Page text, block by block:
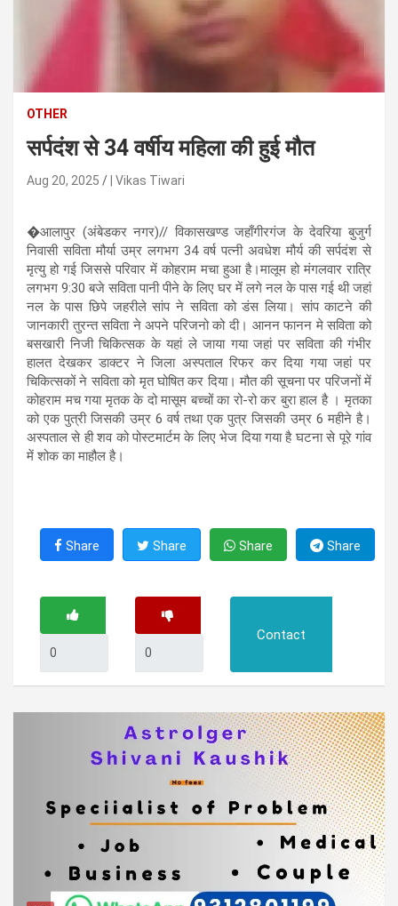
OTHER
सर्पदंश से 34 वर्षीय महिला की हुई मौत
Aug 20, 2025 | Vikas Tiwari
�आलापुर (अंबेडकर नगर)// विकासखण्ड जहाँगीरगंज के देवरिया बुजुर्ग
निवासी सविता मौर्या उम्र लगभग 34 वर्ष पत्नी अवधेश मौर्य की सर्पदंश से
मृत्यु हो गई जिससे परिवार में कोहराम मचा हुआ है।मालूम हो मंगलवार रात्रि
लगभग 9:30 बजे सविता पानी पीने के लिए घर में लगे नल के पास गई थी जहां
नल के पास छिपे जहरीले सांप ने सविता को डंस लिया। सांप काटने की
जानकारी तुरन्त सविता ने अपने परिजनो को दी। आनन फानन मे सविता को
बसखारी निजी चिकित्सक के यहां ले जाया गया जहां पर सविता की गंभीर
हालत देखकर डाक्टर ने जिला अस्पताल रिफर कर दिया गया जहां पर
चिकित्सकों ने सविता को मृत घोषित कर दिया। मौत की सूचना पर परिजनों में
कोहराम मच गया मृतक के दो मासूम बच्चों का रो-रो कर बुरा हाल है । मृतका
को एक पुत्री जिसकी उम्र 6 वर्ष तथा एक पुत्र जिसकी उम्र 6 महीने है।
अस्पताल से ही शव को पोस्टमार्टम के लिए भेज दिया गया है घटना से पूरे गांव
में शोक का माहौल है।
Share Share Share Share
Contact